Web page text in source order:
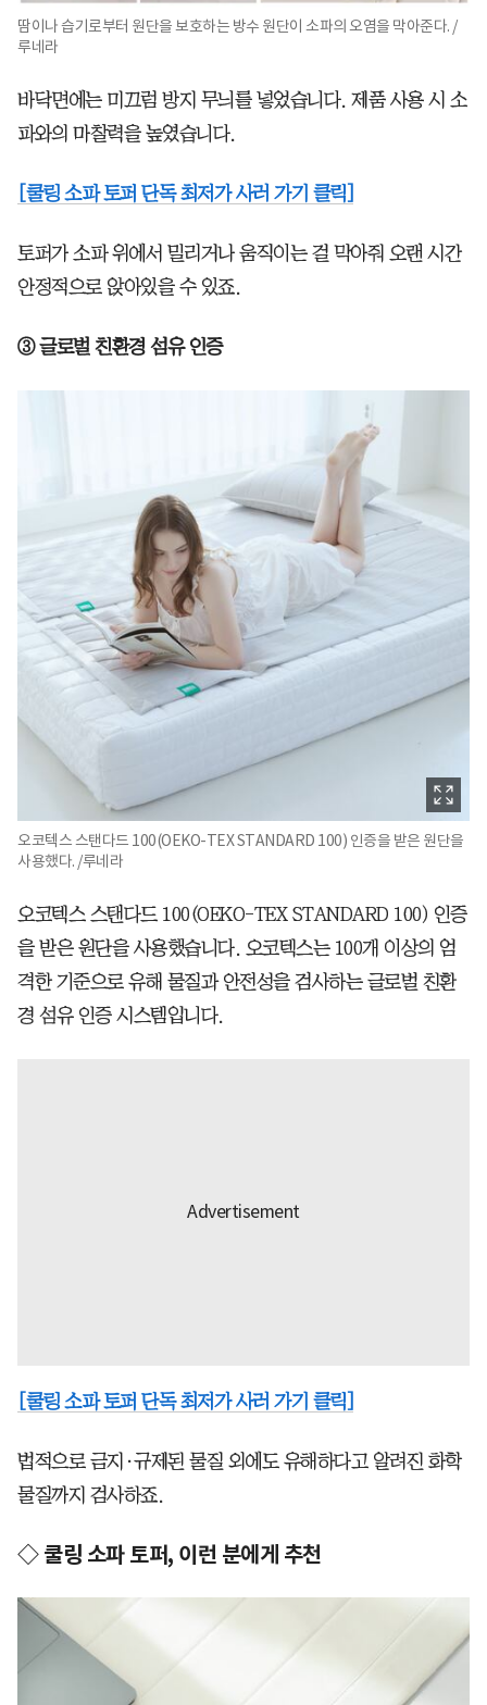
땀이나 습기로부터 원단을 보호하는 방수 원단이 소파의 오염을 막아준다. /
루네라
바닥면에는 미끄럼 방지 무늬를 넣었습니다. 제품 사용 시 소
파와의 마찰력을 높였습니다.
[쿨링 소파 토퍼 단독 최저가 사러 가기 클릭]
토퍼가 소파 위에서 밀리거나 움직이는 걸 막아줘 오랜 시간
안정적으로 앉아있을 수 있죠.
③ 글로벌 친환경 섬유 인증
오코텍스 스탠다드 100(OEKO-TEX STANDARD 100) 인증을 받은 원단을
사용했다. /루네라
오코텍스 스탠다드 100(OEKO-TEX STANDARD 100) 인증
을 받은 원단을 사용했습니다. 오코텍스는 100개 이상의 엄
격한 기준으로 유해 물질과 안전성을 검사하는 글로벌 친환
경 섬유 인증 시스템입니다.
[쿨링 소파 토퍼 단독 최저가 사러 가기 클릭]
법적으로 금지·규제된 물질 외에도 유해하다고 알려진 화학
물질까지 검사하죠.
◇ 쿨링 소파 토퍼, 이런 분에게 추천